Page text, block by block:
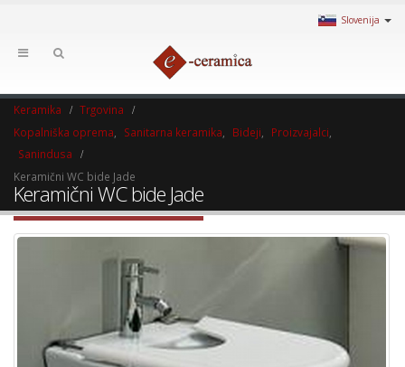
Slovenija
Keramika
Trgovina
Kopalniška oprema
Sanitarna keramika Bideji Proizvajalci
Sanindusa
Keramični WC bide Jade
Keramični WC bide Jade